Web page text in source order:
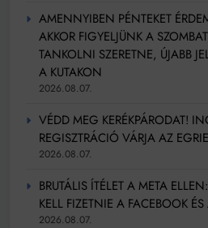
AMENNYIBEN PÉNTEKET
AKKOR FIGYELJÜNK A
TANKOLNI SZERETNE, ÚJABB
A KUTAKON
2026.08.07.
VÉDD MEG KERÉKPÁRODAT!
REGISZTRÁCIÓ VÁRJA AZ
2026.08.07.
BRUTÁLIS ÍTÉLET A META
KELL FIZETNIE A FACEBOOK
2026.08.07.